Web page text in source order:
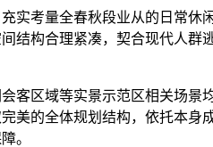
考量全春秋段业从的日常休
结构合理紧凑，契合现代人
区域等实景示范区相关场景
美的全体规划结构，依托本
。